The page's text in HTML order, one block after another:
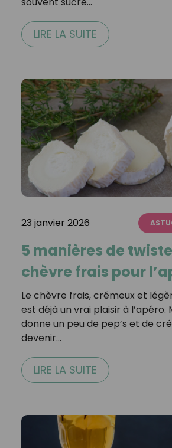
LIRE LA SUITE
23 janvier 2026
5 manières de
chèvre frais pour
Le chèvre frais, crémeux et
est déjà un vrai plaisir à l’apéro.
donne un peu de pep’s et de
devenir…
LIRE LA SUITE